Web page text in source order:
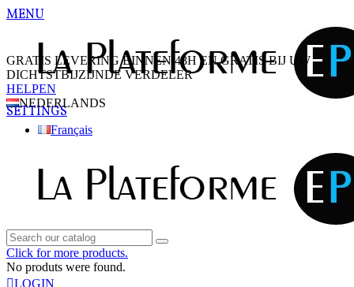
MENU
SETTINGS
GRATIS LEVERING BINNEN 48H EN GRATIS BIJ UW
DICHTSTBIJZIJNDE VERDELER
HELPEN
NEDERLANDS
Français
Click for more products.
No produts were found.
LOGIN